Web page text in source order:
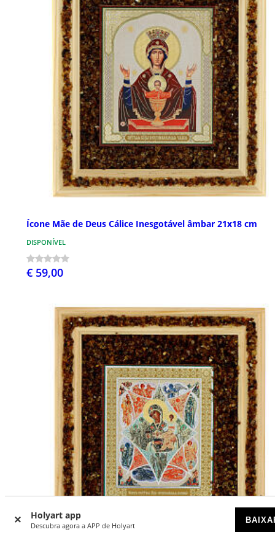
Holyart app
Descubra agora a APP de Holyart
Ícone Mãe de Deus Cálice Inesgotável âmbar 21x18 cm
DISPONÍVEL
€ 59,00